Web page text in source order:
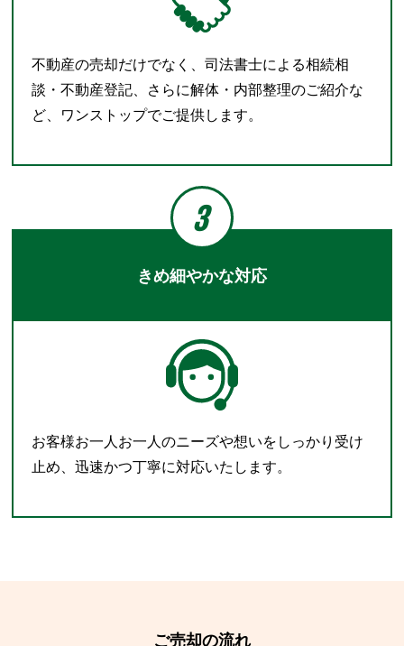
不動産の売却だけでなく、司法書士による相続相
談・不動産登記、さらに解体・内部整理のご紹介な
ど、ワンストップでご提供します。
3
きめ細やかな対応
お客様お一人お一人のニーズや想いをしっかり受け
止め、迅速かつ丁寧に対応いたします。
ご売却の流れ